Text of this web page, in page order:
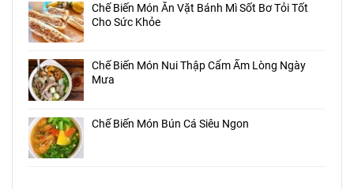
Chế Biến Món Ăn Vặt Bánh Mì Sốt Bơ Tỏi Tốt
Cho Sức Khỏe
Chế Biến Món Nui Thập Cẩm Ấm Lòng Ngày
Mưa
Chế Biến Món Bún Cá Siêu Ngon